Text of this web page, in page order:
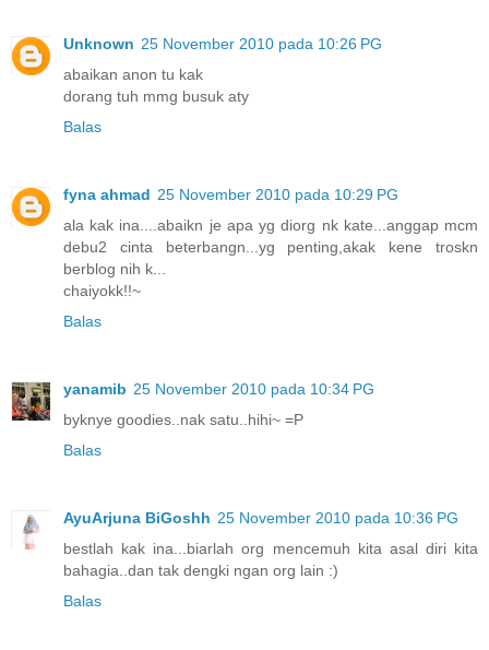
Unknown 25 November 2010 pada 10:26 PG
abaikan anon tu kak
dorang tuh mmg busuk aty
Balas
fyna ahmad 25 November 2010 pada 10:29 PG
ala kak ina....abaikn je apa yg diorg nk kate...anggap mcm
debu2 cinta beterbangn...yg penting,akak kene troskn
berblog nih k...
chaiyokk!!~
Balas
yanamib 25 November 2010 pada 10:34 PG
byknye goodies..nak satu..hihi~ =P
Balas
AyuArjuna BiGoshh 25 November 2010 pada 10:36 PG
bestlah kak ina...biarlah org mencemuh kita asal diri kita
bahagia..dan tak dengki ngan org lain :)
Balas